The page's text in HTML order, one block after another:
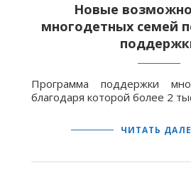
Новые
многодетных семей
Программа поддержки
благодаря которой более 2
ЧИТАТЬ